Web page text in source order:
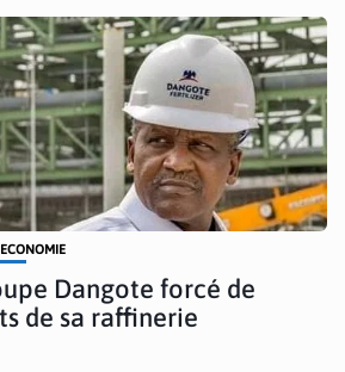
ECONOMIE
Dangote forcé de
de sa raffinerie